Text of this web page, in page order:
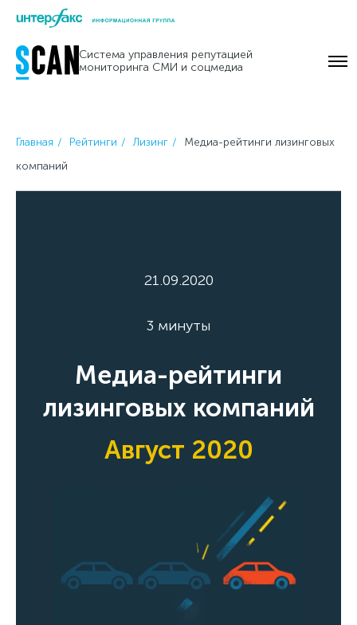
Skip
content
Система управления репутацией
мониторинга СМИ и соцмедиа
Главная Рейтинги Лизинг
Медиа-рейтинги лизинговых
компаний
21.09.2020
3 минуты
Медиа-рейтинги
лизинговых компаний
Август 2020